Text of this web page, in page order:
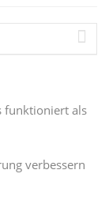
funktioniert als
verbessern